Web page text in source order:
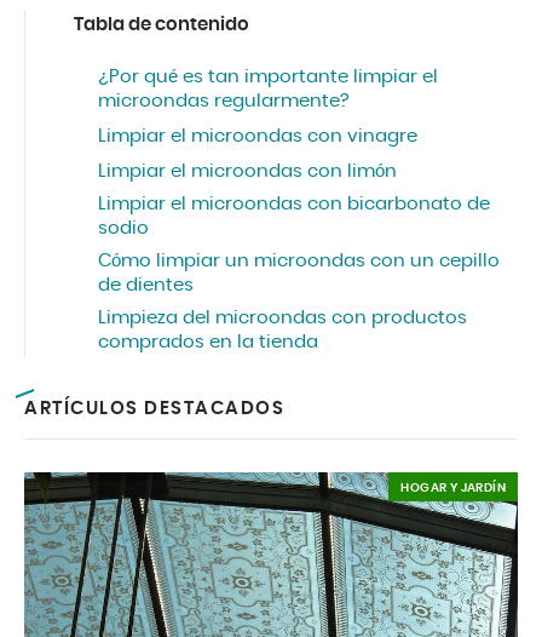
Tabla de contenido
¿Por qué es tan importante limpiar el
microondas regularmente?
Limpiar el microondas con vinagre
Limpiar el microondas con limón
Limpiar el microondas con bicarbonato de
sodio
Cómo limpiar un microondas con un cepillo
de dientes
Limpieza del microondas con productos
comprados en la tienda
ARTÍCULOS DESTACADOS
HOGAR Y JARDÍN